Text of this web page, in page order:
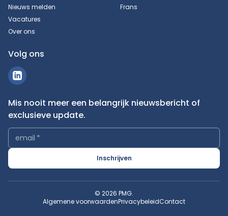
Nieuws melden
Vacatures
Over ons
Frans
Volg ons
Mis nooit meer een belangrijk nieuwsbericht of
exclusieve update.
email *
Inschrijven
© 2026 PMG.
Algemene voorwaardenPrivacybeleidContact